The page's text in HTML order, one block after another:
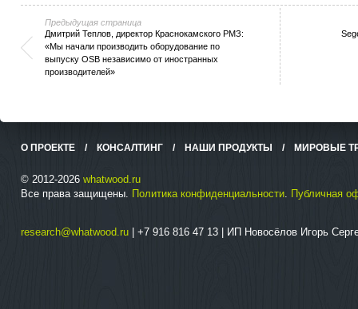
Предыдущая страница
Дмитрий Теплов, директор Краснокамского РМЗ:
«Мы начали производить оборудование по
выпуску OSB независимо от иностранных
производителей»
О ПРОЕКТЕ / КОНСАЛТИНГ / НАШИ ПРОДУКТЫ / МИРОВЫЕ
© 2012-2026 whatwood.ru
Все права защищены. Политика конфиденциальности. Публичная
research@whatwood.ru | +7 916 816 47 13 | ИП Новосёлов Игорь